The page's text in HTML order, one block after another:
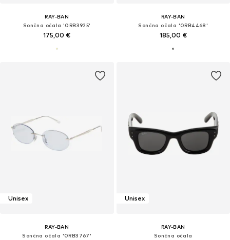
RAY-BAN
Sončna očala '0RB3925'
175,00 €
RAY-BAN
Sončna očala '0RB4468'
185,00 €
Unisex
RAY-BAN
Sončna očala '0RB3767'
Unisex
RAY-BAN
Sončna očala